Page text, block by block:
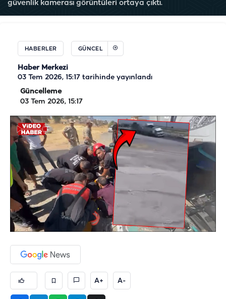
güvenlik kamerası görüntüleri ortaya çıktı.
HABERLER GÜNCEL
Haber Merkezi
03 Tem 2026, 15:17 tarihinde yayınlandı
Güncelleme
03 Tem 2026, 15:17
A+ A-